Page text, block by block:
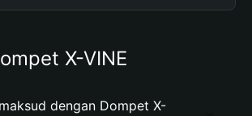
X-VINE
dengan Dompet X-